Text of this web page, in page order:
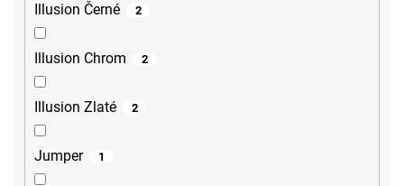
Illusion Černé 2
Illusion Chrom 2
Illusion Zlaté 2
Jumper 1